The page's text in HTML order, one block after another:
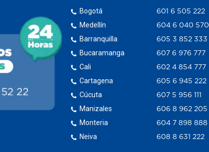
Bogotá
Medellín
Barranquilla
Bucaramanga
Cali
Cartagena
Cúcuta
Manizales
Monteria
Neiva
601 6 505 222
604 6 040 570
605 3 852 333
607 6 976 777
602 4 854 777
605 6 945 222
607 5 956 111
606 8 962 205
604 7 898 888
608 8 631 222